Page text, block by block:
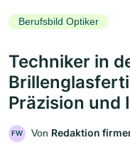
Berufsbild Optiker
Techniker in
Präzision und
FW Von Redaktion